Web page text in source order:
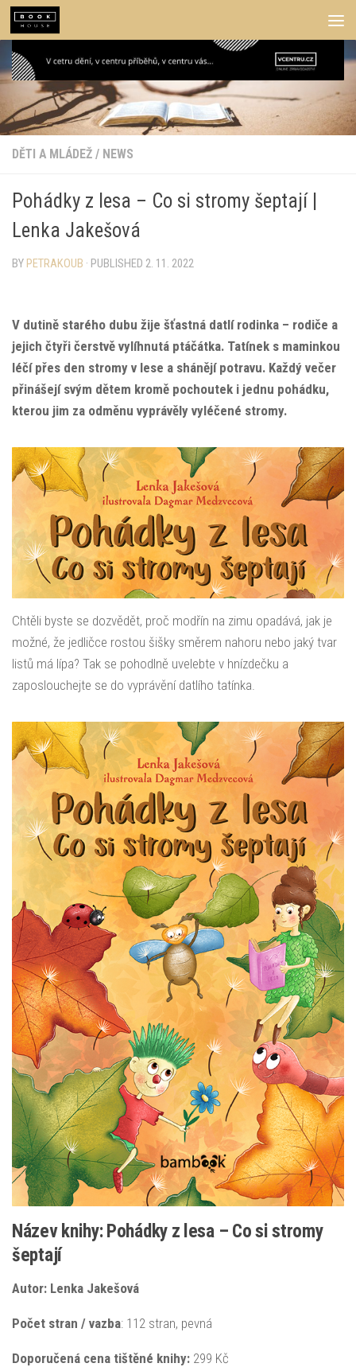
Skip to content
DĚTI A MLÁDEŽ / NEWS
Pohádky z lesa – Co si stromy šeptají |
Lenka Jakešová
BY PETRAKOUB · PUBLISHED 2. 11. 2022
V dutině starého dubu žije šťastná datlí rodinka – rodiče a
jejich čtyři čerstvě vylíhnutá ptáčátka. Tatínek s maminkou
léčí přes den stromy v lese a shánějí potravu. Každý večer
přinášejí svým dětem kromě pochoutek i jednu pohádku,
kterou jim za odměnu vyprávěly vyléčené stromy.
Chtěli byste se dozvědět, proč modřín na zimu opadává, jak je
možné, že jedličce rostou šišky směrem nahoru nebo jaký tvar
listů má lípa? Tak se pohodlně uvelebte v hnízdečku a
zaposlouchejte se do vyprávění datlího tatínka.
Název knihy: Pohádky z lesa – Co si stromy
šeptají
Autor: Lenka Jakešová
Počet stran / vazba: 112 stran, pevná
Doporučená cena tištěné knihy: 299 Kč